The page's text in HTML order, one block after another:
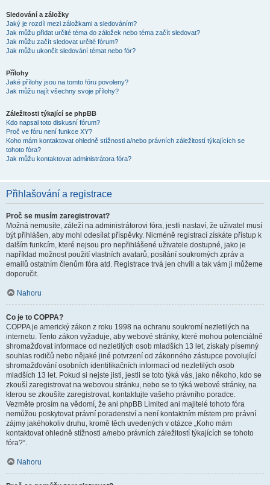
Sledování a záložky
Jaký je rozdíl mezi záložkami a sledováním?
Jak můžu přidat určité téma do záložek nebo téma začít sledovat?
Jak můžu začít sledovat určité fórum?
Jak můžu ukončit sledování témat nebo fór?
Přílohy
Jaké přílohy jsou na tomto fóru povoleny?
Jak můžu najít všechny svoje přílohy?
Záležitosti týkající se phpBB
Kdo napsal toto diskusní fórum?
Proč ve fóru není funkce XY?
Koho mám kontaktovat ohledně stížnosti a/nebo právních záležitostí týkajících se
tohoto fóra?
Jak můžu kontaktovat administrátora fóra?
Přihlašování a registrace
Proč se musím zaregistrovat?
Možná nemusíte, záleží na administrátorovi fóra, jestli nastaví, že uživatel musí
být přihlášen, aby mohl odesílat příspěvky. Nicméně registrací získáte přístup k
dalším funkcím, které nejsou pro nepřihlášené uživatele dostupné, jako je
například možnost použití vlastních avatarů, posílání soukromých zpráv a
emailů ostatním členům fóra atd. Registrace trvá jen chvíli a tak vám ji můžeme
doporučit.
Nahoru
Co je to COPPA?
COPPA je americký zákon z roku 1998 na ochranu soukromí nezletilých na
internetu. Tento zákon vyžaduje, aby webové stránky, které mohou potenciálně
shromažďovat informace od nezletilých osob mladších 13 let, získaly písemný
souhlas rodičů nebo nějaké jiné potvrzení od zákonného zástupce povolující
shromažďování osobních identifikačních informací od nezletilých osob
mladších 13 let. Pokud si nejste jisti, jestli se toto týká vás, jako někoho, kdo se
zkouší zaregistrovat na webovou stránku, nebo se to týká webové stránky, na
kterou se zkoušíte zaregistrovat, kontaktujte vašeho právního poradce.
Vezměte prosím na vědomí, že ani phpBB Limited ani majitelé tohoto fóra
nemůžou poskytovat právní poradenství a není kontaktním místem pro právní
zájmy jakéhokoliv druhu, kromě těch uvedených v otázce „Koho mám
kontaktovat ohledně stížnosti a/nebo právních záležitostí týkajících se tohoto
fóra?“.
Nahoru